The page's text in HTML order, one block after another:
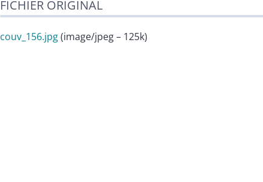
FICHIER ORIGINAL
couv_156.jpg(image/jpeg – 125k)